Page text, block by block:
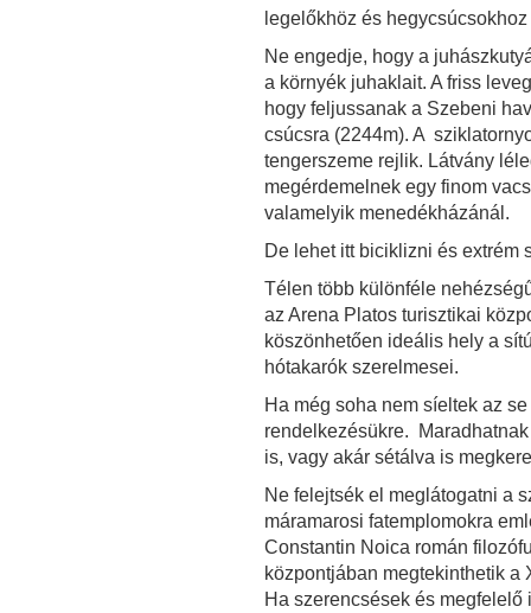
legelőkhöz és
Ne engedje, hogy a
a környék juhaklait. A friss
hogy feljussanak a Szebeni
csúcsra (2244m). A
tengerszeme rejlik. Látvány
megérdemelnek egy finom
valamelyik menedékházánál.
De lehet itt biciklizni és extrém
Télen több különféle
az Arena Platos turisztikai
köszönhetően ideális hely a
hótakarók szerelmesei.
Ha még soha nem síeltek az
rendelkezésükre.
is, vagy akár sétálva is
Ne felejtsék el meglátogatni a
máramarosi fatemplomokra
Constantin Noica román
központjában megtekinthetik a
Ha szerencsések és